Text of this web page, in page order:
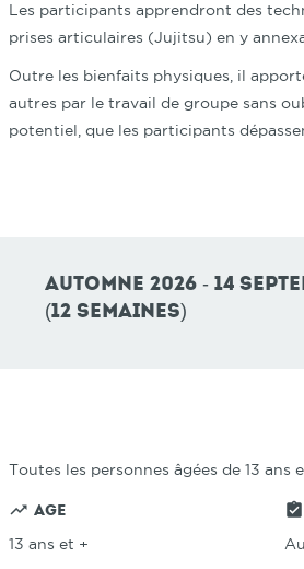
Les participants apprendront des
prises articulaires (Jujitsu) en y
Outre les bienfaits physiques, il
autres par le travail de groupe sans
potentiel, que les participants
Automne 2026 - 14
(12 semaines)
Toutes les personnes âgées de 13 ans
trending_up Age
13 ans et +
assignment_turned_in